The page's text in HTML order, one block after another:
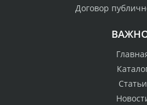
Договор
Статьи